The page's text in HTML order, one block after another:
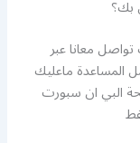
بك؟
معانا عبر
تقديم كامل المساعدة ماعليك
البي ان سبورت